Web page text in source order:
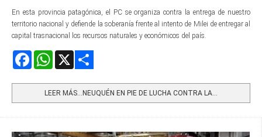
En esta provincia patagónica, el PC se organiza contra la entrega de nuestro
territorio nacional y defiende la soberanía frente al intento de Milei de entregar al
capital trasnacional los recursos naturales y económicos del país.
FacebookWhatsApp
LEER MÁS…NEUQUÉN EN PIE DE LUCHA CONTRA LA...